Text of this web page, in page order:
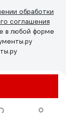
обработки
соглашения
в любой форме